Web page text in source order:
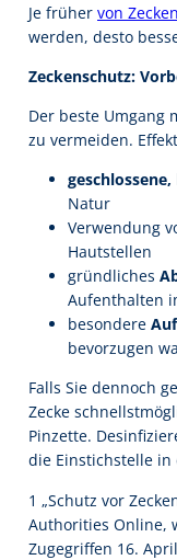
Je früher von
werden, desto
Zeckenschutz:
Der beste Umgang
zu vermeiden.
Natur
Verwendung
Hautstellen
gründliches
Aufenthalten
besondere
bevorzugen
Falls Sie dennoch
Zecke
Pinzette.
die Einstichstelle in
1 „Schutz vor
Authorities Online,
Zugegriffen 16.